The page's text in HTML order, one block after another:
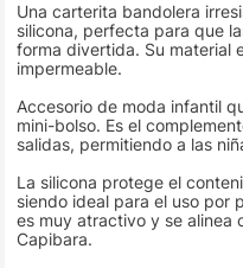
Una carterita bandolera
silicona, perfecta para que
forma divertida. Su material
impermeable.
Accesorio de moda infantil
mini-bolso. Es el
salidas, permitiendo a las
La silicona protege el
siendo ideal para el uso por
es muy atractivo y se alinea
Capibara.